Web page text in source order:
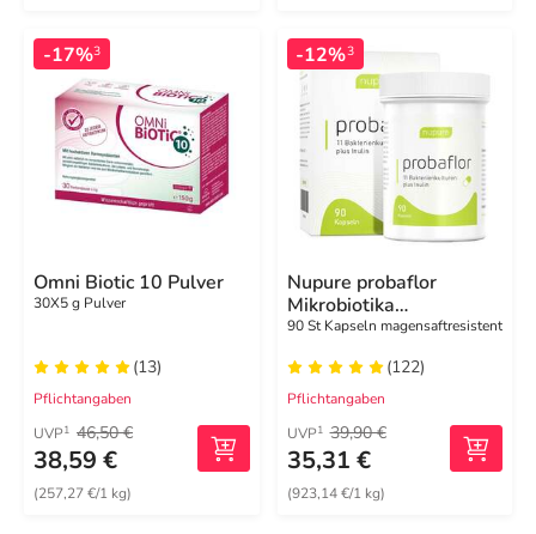
-17%3
Omni Biotic 10 Pulver
30X5 g Pulver
(13)
Pflichtangaben
UVP1 46,50 €
38,59 €
(257,27 €/1 kg)
-12%3
Nupure probaflor
Mikrobiotika
magensaftresistent
90 St Kapseln magensaftresistent
(122)
Pflichtangaben
UVP1 39,90 €
35,31 €
(923,14 €/1 kg)